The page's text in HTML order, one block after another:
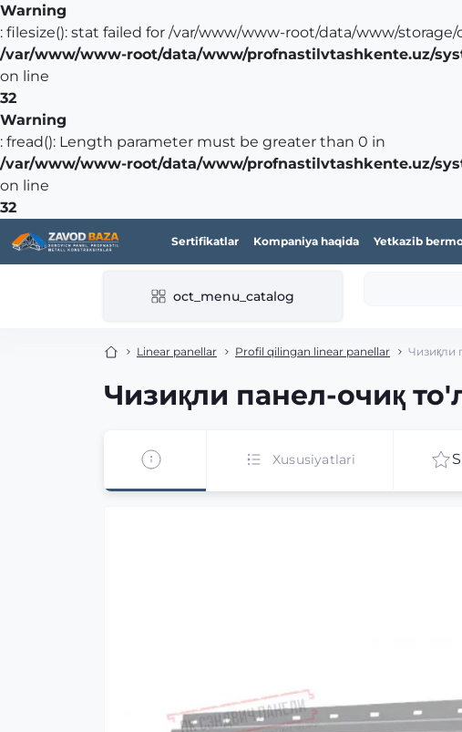
Warning
: filesize(): stat failed for /var/www/www-root/data/www/storage/
/var/www/www-root/data/www/profnastilvtashkente.uz/
on line
32
Warning
: fread(): Length parameter must be greater than 0 in
/var/www/www-root/data/www/profnastilvtashkente.uz/
on line
32
Sertifikatlar Kompaniya haqida Yetkazib
oct_menu_catalog
Linear panellar Profil qilingan linear panellar Чизиқли
Чизиқли панел-очиқ
Xususiyatlari